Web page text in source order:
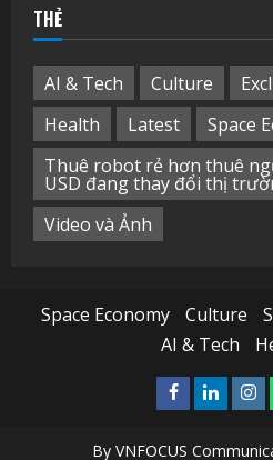
THẺ
AI & Tech Culture
Health
Latest
Space
Thuê robot rẻ hơn thuê
USD đang thay đổi thị
Video và Ảnh
Space Economy Culture
AI & Tech
Facebook
Linkedin